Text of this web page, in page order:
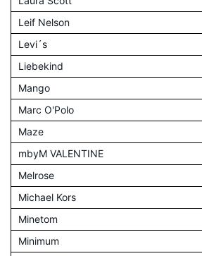
Leif Nelson
Levi´s
Liebekind
Mango
Marc O'Polo
Maze
mbyM VALENTINE
Melrose
Michael Kors
Minetom
Minimum